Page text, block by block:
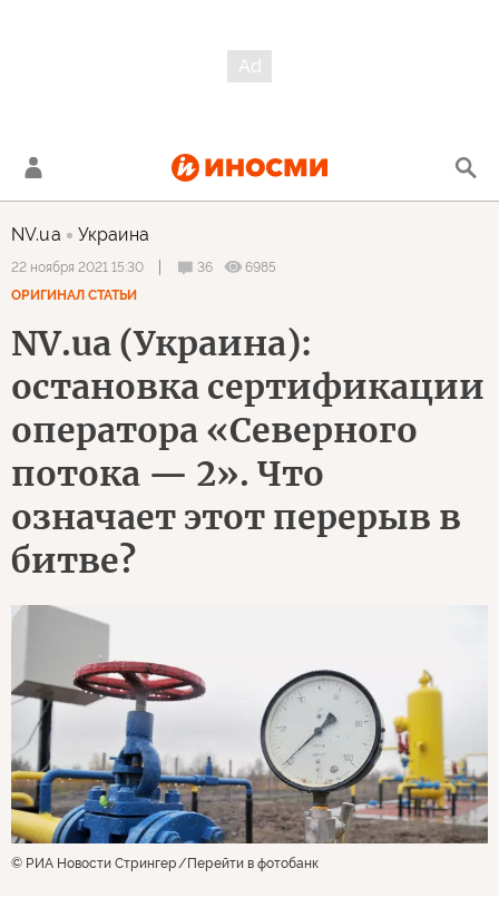
NV.ua Украина
22 ноября 2021 15:30 36
6985
ОРИГИНАЛ СТАТЬИ
NV.ua (Украина):
остановка сертификации
оператора «Северного
потока — 2». Что
означает этот перерыв в
битве?
© РИА Новости Стрингер Перейти в фотобанк